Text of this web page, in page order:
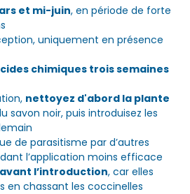
et mi-juin, en période de forte
uniquement en présence
chimiques trois semaines
nettoyez d'abord la plante
savon noir, puis introduisez les
de parasitisme par d’autres
l’application moins efficace
l’introduction, car elles
en chassant les coccinelles